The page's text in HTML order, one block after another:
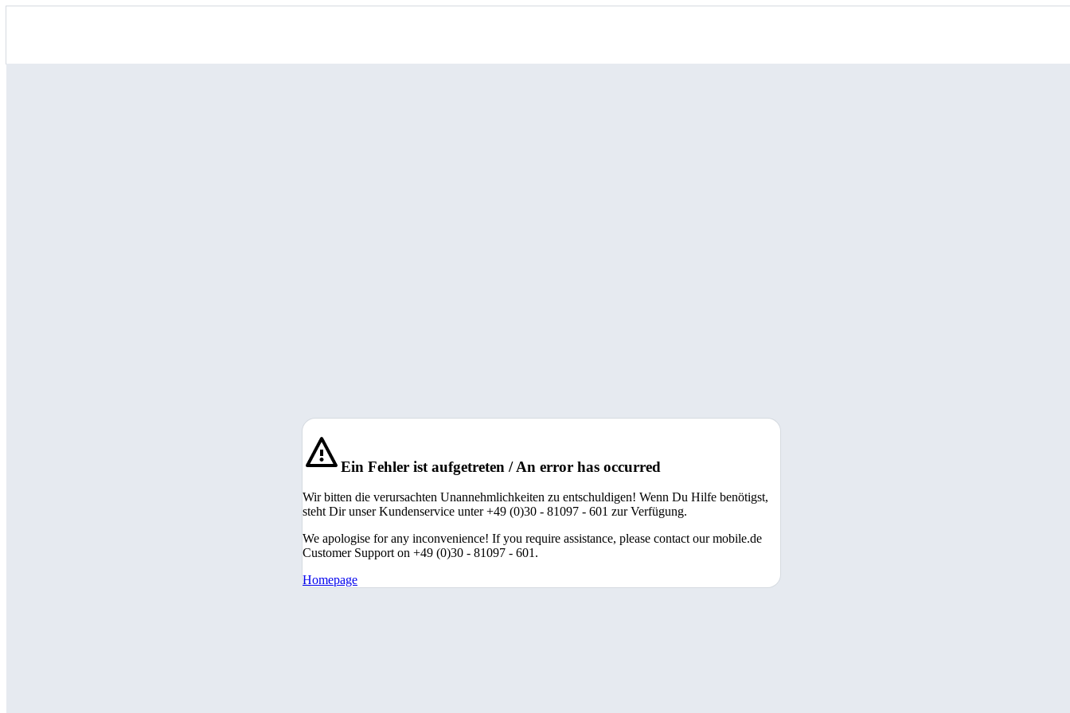
Ein Fehler ist aufgetreten / An error has occurred
Wir bitten die verursachten Unannehmlichkeiten zu entschuldigen! Wenn Du Hilfe benötigst,
steht Dir unser Kundenservice unter +49 (0)30 - 81097 - 601 zur Verfügung.
We apologise for any inconvenience! If you require assistance, please contact our mobile.de
Customer Support on +49 (0)30 - 81097 - 601.
Homepage